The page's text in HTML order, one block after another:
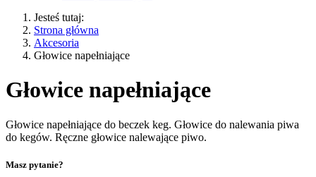
Jesteś tutaj:
Strona główna
Akcesoria
Głowice napełniające
Głowice napełniające
Głowice napełniające do beczek keg. Głowice do nalewania piwa
do kegów. Ręczne głowice nalewające piwo.
Masz pytanie?